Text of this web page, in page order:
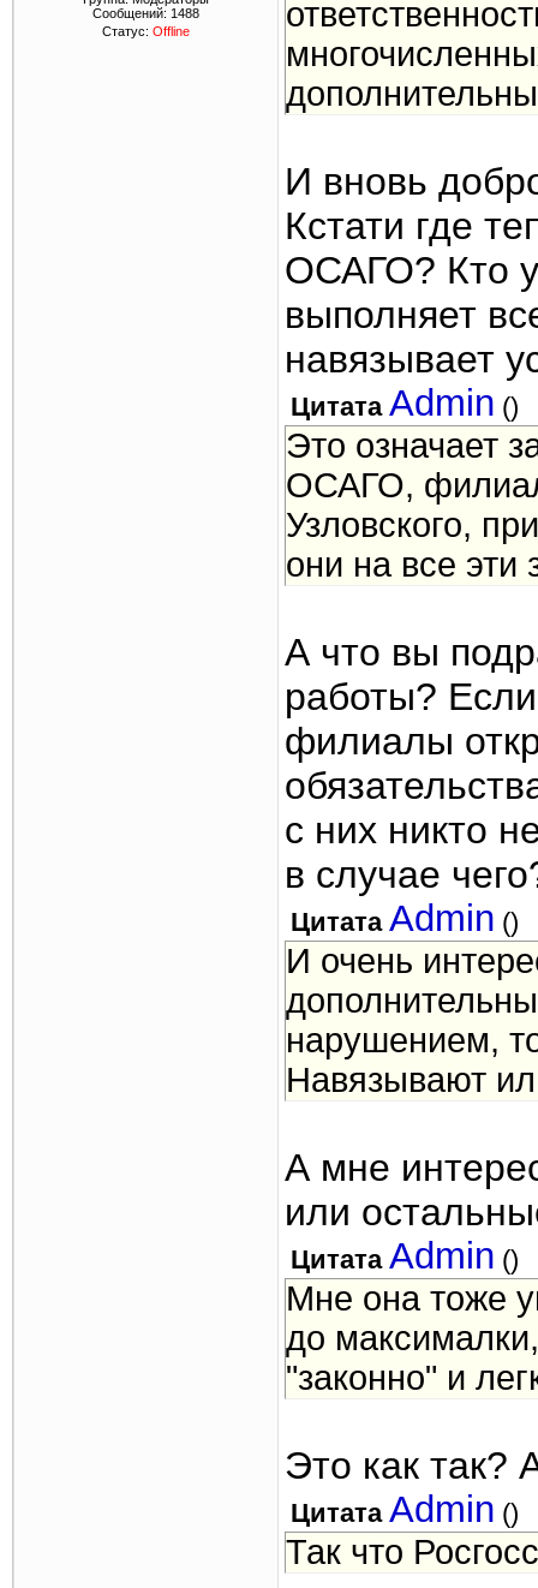
Сообщений: 1488
Статус: Offline
И вновь
Кстати где
ОСАГО? Кто
выполняет
навязывает
Цитата Admin ()
Это означает
ОСАГО,
Узловского,
они на все эти
А что вы
работы?
филиалы
с них никто
в случае
Цитата Admin ()
И очень
нарушением,
Навязывают
А мне
или
Цитата Admin ()
Мне она тоже
до
"законно" и
Это как так?
Цитата Admin ()
Так что